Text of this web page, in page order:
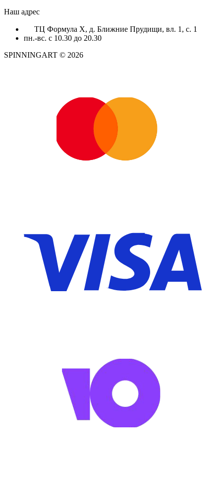
Наш адрес
ТЦ Формула X, д. Ближние Прудищи, вл. 1, с. 1
пн.-вс. с 10.30 до 20.30
SPINNINGART © 2026